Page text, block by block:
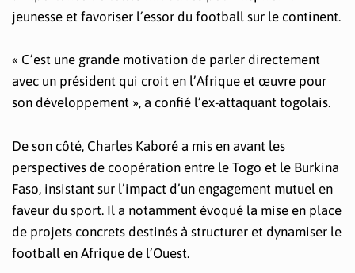
jeunesse et favoriser l’essor du football sur le continent.
« C’est une grande motivation de parler directement
avec un président qui croit en l’Afrique et œuvre pour
son développement », a confié l’ex-attaquant togolais.
De son côté, Charles Kaboré a mis en avant les
perspectives de coopération entre le Togo et le Burkina
Faso, insistant sur l’impact d’un engagement mutuel en
faveur du sport. Il a notamment évoqué la mise en place
de projets concrets destinés à structurer et dynamiser le
football en Afrique de l’Ouest.